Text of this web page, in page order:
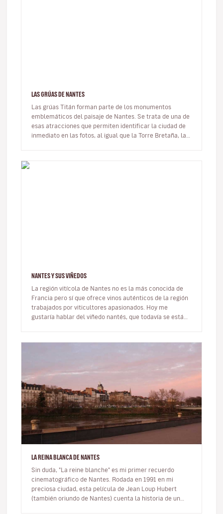
LAS GRÚAS DE NANTES
Las grúas Titán forman parte de los monumentos
emblemáticos del paisaje de Nantes. Se trata de una de
esas atracciones que permiten identificar la ciudad de
inmediato en las fotos, al igual que la Torre Bretaña, las
NANTES Y SUS VIÑEDOS
La región vitícola de Nantes no es la más conocida de
Francia pero sí que ofrece vinos auténticos de la región
trabajados por viticultores apasionados. Hoy me
gustaría hablar del viñedo nantés, que todavía se está
LA REINA BLANCA DE NANTES
Sin duda, "La reine blanche" es mi primer recuerdo
cinematográfico de Nantes. Rodada en 1991 en mi
preciosa ciudad, esta película de Jean Loup Hubert
(también oriundo de Nantes) cuenta la historia de un